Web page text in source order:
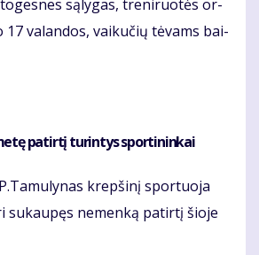
są­ly­gas, tre­ni­ruo­tės or­
17 va­lan­dos, vai­ku­čių tė­vams bai­
pa­tir­tį tu­rin­tys spor­ti­nin­kai
krep­ši­nį spor­tuo­ja
su­kau­pęs ne­men­ką pa­tir­tį šio­je